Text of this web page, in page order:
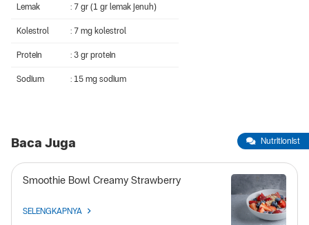
Lemak : 7 gr (1 gr lemak jenuh)
Kolestrol : 7 mg kolestrol
Protein : 3 gr protein
Sodium : 15 mg sodium
Baca Juga
Smoothie Bowl Creamy Strawberry
SELENGKAPNYA
Nutritionist